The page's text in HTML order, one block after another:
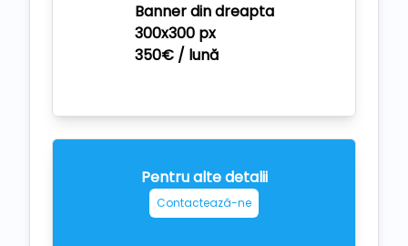
Banner din dreapta
300x300 px
350€ / lună
Pentru alte detalii
Contactează-ne